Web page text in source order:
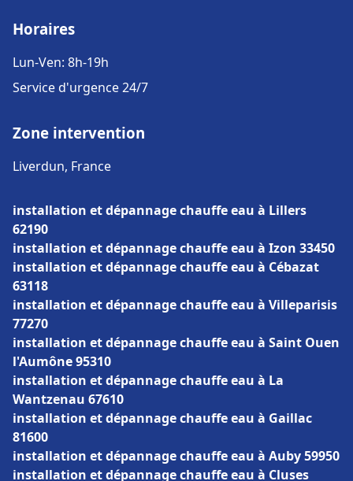
Horaires
Lun-Ven: 8h-19h
Service d'urgence 24/7
Zone intervention
Liverdun, France
installation et dépannage chauffe eau à Lillers
62190
installation et dépannage chauffe eau à Izon 33450
installation et dépannage chauffe eau à Cébazat
63118
installation et dépannage chauffe eau à Villeparisis
77270
installation et dépannage chauffe eau à Saint Ouen
l'Aumône 95310
installation et dépannage chauffe eau à La
Wantzenau 67610
installation et dépannage chauffe eau à Gaillac
81600
installation et dépannage chauffe eau à Auby 59950
installation et dépannage chauffe eau à Cluses